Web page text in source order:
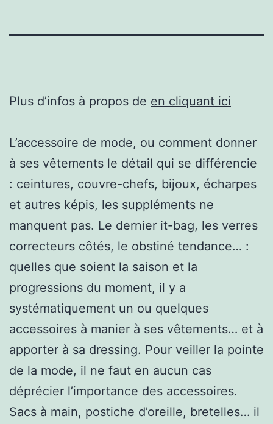
Plus d’infos à propos de en cliquant ici
L’accessoire de mode, ou comment donner
à ses vêtements le détail qui se différencie
: ceintures, couvre-chefs, bijoux, écharpes
et autres képis, les suppléments ne
manquent pas. Le dernier it-bag, les verres
correcteurs côtés, le obstiné tendance… :
quelles que soient la saison et la
progressions du moment, il y a
systématiquement un ou quelques
accessoires à manier à ses vêtements… et à
apporter à sa dressing. Pour veiller la pointe
de la mode, il ne faut en aucun cas
déprécier l’importance des accessoires.
Sacs à main, postiche d’oreille, bretelles… il